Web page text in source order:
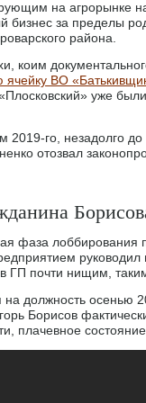
на агрорынке
бизнес за пределы
района.
коим
ячейку ВО
уже
2019-го, незадолго
отозвал
фаза лоббирования
руководил
ГП почти нищим,
должность осенью
Борисов
плачевное